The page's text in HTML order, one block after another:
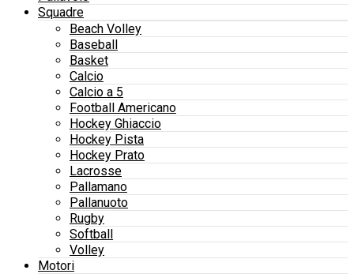
Squadre
Beach Volley
Baseball
Basket
Calcio
Calcio a 5
Football Americano
Hockey Ghiaccio
Hockey Pista
Hockey Prato
Lacrosse
Pallamano
Pallanuoto
Rugby
Softball
Volley
Motori